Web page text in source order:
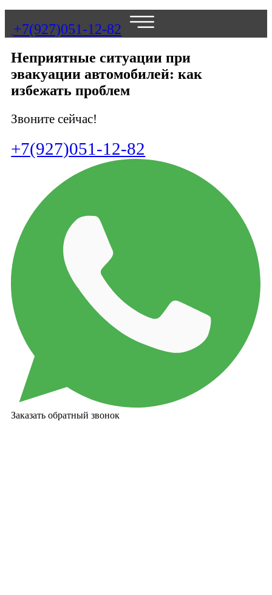
+7(927)051-12-82
Неприятные ситуации при
эвакуации автомобилей: как
избежать проблем
Звоните сейчас!
+7(927)051-12-82
Заказать обратный звонок